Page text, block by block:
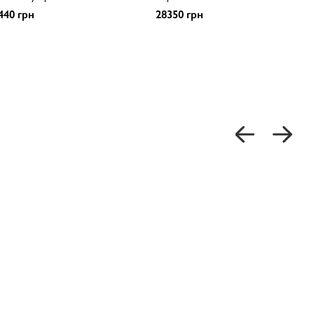
грн 28350 грн